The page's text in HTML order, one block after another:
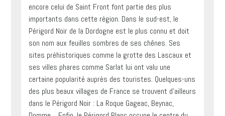
encore celui de Saint Front font partie des plus
importants dans cette région. Dans le sud-est, le
Périgord Noir de la Dordogne est le plus connu et doit
son nom aux feuilles sombres de ses chênes. Ses
sites préhistoriques comme la grotte des Lascaux et
ses villes phares comme Sarlat lui ont valu une
certaine popularité auprès des touristes. Quelques-uns
des plus beaux villages de France se trouvent d’ailleurs
dans le Périgord Noir : La Roque Gageac, Beynac,